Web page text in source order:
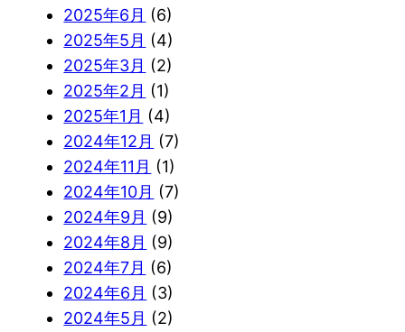
2025年6月 (6)
2025年5月 (4)
2025年3月 (2)
2025年2月 (1)
2025年1月 (4)
2024年12月 (7)
2024年11月 (1)
2024年10月 (7)
2024年9月 (9)
2024年8月 (9)
2024年7月 (6)
2024年6月 (3)
2024年5月 (2)